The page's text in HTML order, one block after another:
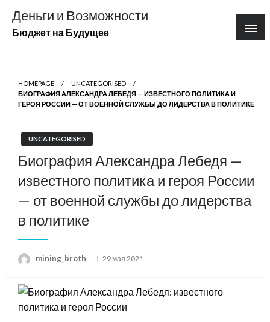
содержимому
Деньги и Возможности
Бюджет на Будущее
HOMEPAGE
UNCATEGORISED
БИОГРАФИЯ АЛЕКСАНДРА ЛЕБЕДЯ — ИЗВЕСТНОГО ПОЛИТИКА И
ГЕРОЯ РОССИИ — ОТ ВОЕННОЙ СЛУЖБЫ ДО ЛИДЕРСТВА В ПОЛИТИКЕ
UNCATEGORISED
Биография Александра Лебедя —
известного политика и героя России
— от военной службы до лидерства
в политике
mining_broth
Posted
29 мая 2021